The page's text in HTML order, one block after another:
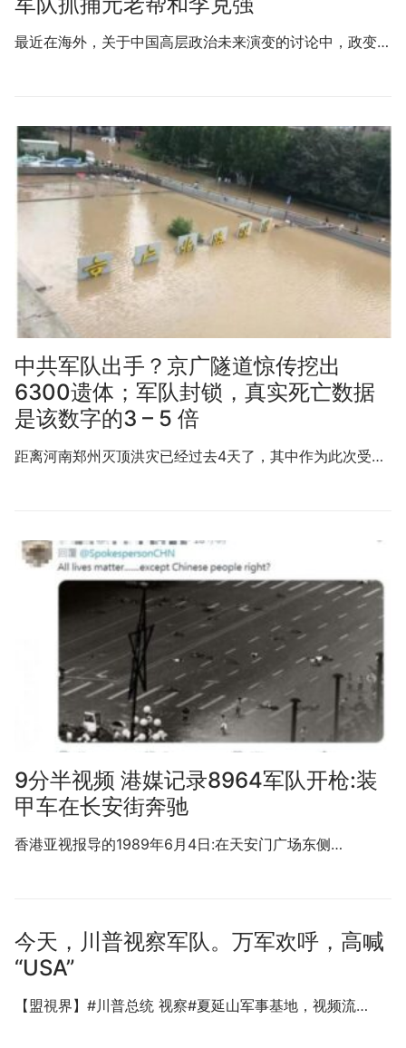
最近在海外，关于中国高层政治未来演变的讨论中，政变…
中共军队出手？京广隧道惊传挖出
6300遗体；军队封锁，真实死亡数据
是该数字的3 – 5 倍
距离河南郑州灭顶洪灾已经过去4天了，其中作为此次受…
9分半视频 港媒记录8964军队开枪:装
甲车在长安街奔驰
香港亚视报导的1989年6月4日:在天安门广场东侧…
今天，川普视察军队。万军欢呼，高喊
“USA”
【盟視界】#川普总统 视察#夏延山军事基地，视频流…